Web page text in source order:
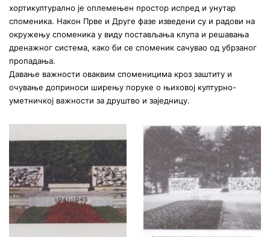
хортикултурално је оплемењен простор испред и унутар
споменика. Након Прве и Друге фазе изведени су и радови на
окружењу споменика у виду постављања клупа и решавања
дренажног система, како би се споменик сачувао од убрзаног
пропадања.
Давање важности оваквим споменицима кроз заштиту и
очување доприноси ширењу поруке о њиховој културно-
уметничкој важности за друштво и заједницу.